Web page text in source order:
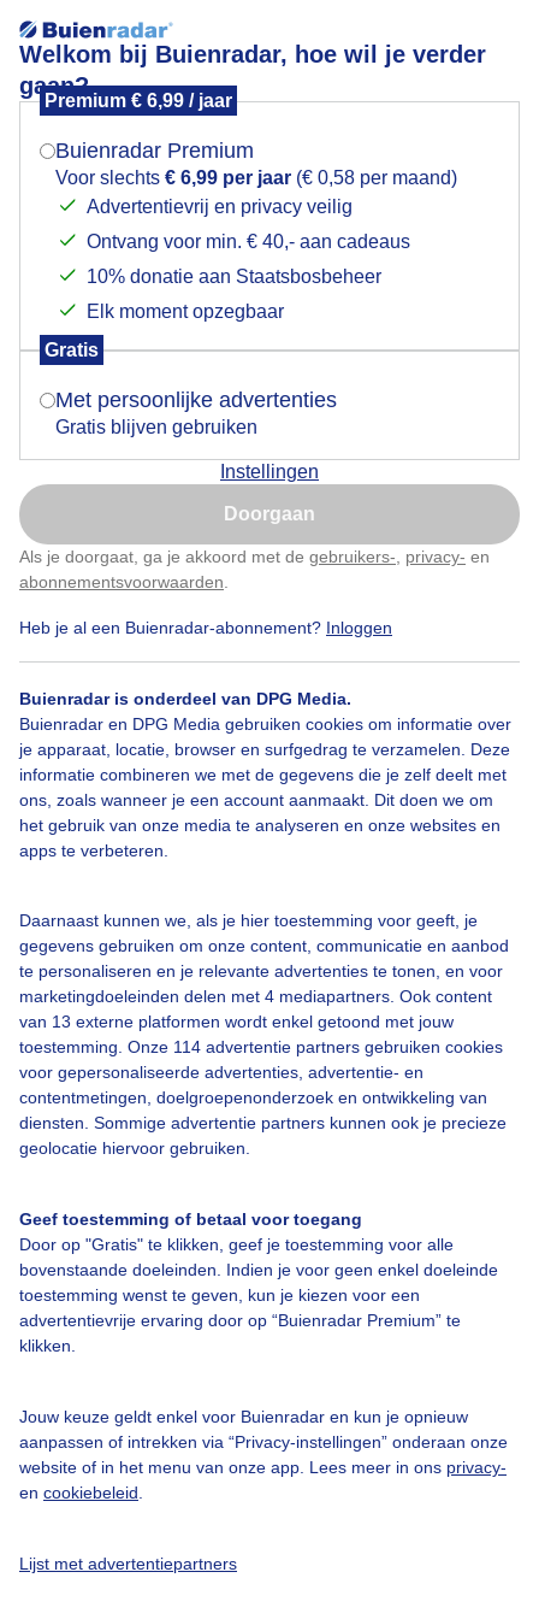
Welkom bij Buienradar, hoe wil je verder
gaan?
Premium € 6,99 / jaar
Buienradar Premium
Voor slechts € 6,99 per jaar (€ 0,58 per maand)
Advertentievrij en privacy veilig
Ontvang voor min. € 40,- aan cadeaus
10% donatie aan Staatsbosbeheer
Elk moment opzegbaar
Gratis
Met persoonlijke advertenties
Gratis blijven gebruiken
Instellingen
Doorgaan
Als je doorgaat, ga je akkoord met de gebruikers- privacy- en
abonnementsvoorwaarden
Heb je al een Buienradar-abonnement? Inloggen
Buienradar is onderdeel van DPG Media.
Buienradar en DPG Media gebruiken cookies om informatie over
je apparaat, locatie, browser en surfgedrag te verzamelen. Deze
informatie combineren we met de gegevens die je zelf deelt met
ons, zoals wanneer je een account aanmaakt. Dit doen we om
het gebruik van onze media te analyseren en onze websites en
apps te verbeteren.
Daarnaast kunnen we, als je hier toestemming voor geeft, je
gegevens gebruiken om onze content, communicatie en aanbod
te personaliseren en je relevante advertenties te tonen, en voor
marketingdoeleinden delen met 4 mediapartners. Ook content
van 13 externe platformen wordt enkel getoond met jouw
toestemming. Onze 114 advertentie partners gebruiken cookies
voor gepersonaliseerde advertenties, advertentie- en
contentmetingen, doelgroepenonderzoek en ontwikkeling van
diensten. Sommige advertentie partners kunnen ook je precieze
geolocatie hiervoor gebruiken.
Geef toestemming of betaal voor toegang
Door op "Gratis" te klikken, geef je toestemming voor alle
bovenstaande doeleinden. Indien je voor geen enkel doeleinde
toestemming wenst te geven, kun je kiezen voor een
advertentievrije ervaring door op “Buienradar Premium” te
klikken.
Jouw keuze geldt enkel voor Buienradar en kun je opnieuw
aanpassen of intrekken via “Privacy-instellingen” onderaan onze
website of in het menu van onze app. Lees meer in ons privacy-
en cookiebeleid
Lijst met advertentiepartners
Zomer
Zonsondergang
Door: Claudia Gemaakt: 18-06-2026, 44x bekeken
Zomer Zonsondergang
Bekijk slideshow
Over Buienradar
Bedrijfsgegevens
Veelgestelde vragen
Contact
Toegankelijkheid
Adverteren
Buienradar Team
Privacy beleid
Mogen we je locatie gebruiken voor het
Indien je hier nog geen akkoord op hebt gegeven,
verschijnt er zo een pop-up uit je browser waarin
Is goed, toon de popup
Nu niet, misschien later
Klik hierom dit aan te passen